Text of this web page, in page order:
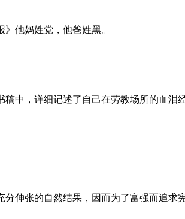
他妈姓党，他爸姓黑。
中，详细记述了自己在劳教场所的血
伸张的自然结果，因而为了富强而追